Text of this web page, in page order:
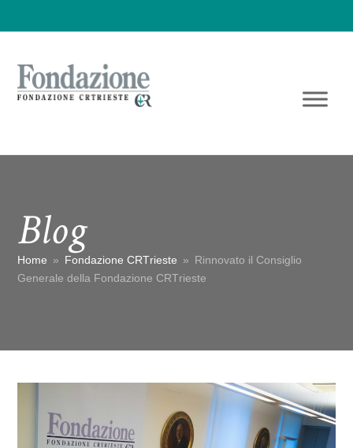
Blog
Home » Fondazione CRTrieste » Rinnovato il Consiglio
Generale della Fondazione CRTrieste